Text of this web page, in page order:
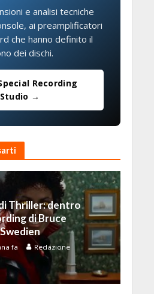
e analisi tecniche
ai preamplificatori
che hanno definito il
dei dischi.
Recording
Studio →
Thriller: dentro
di Bruce
Swedien
fa Redazione